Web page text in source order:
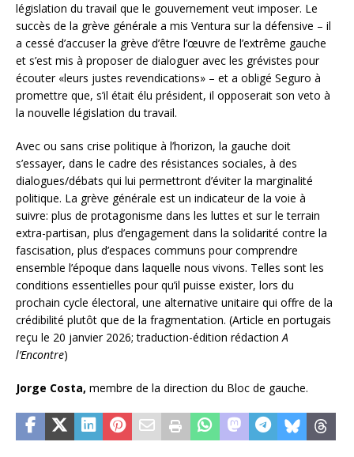
législation du travail que le gouvernement veut imposer. Le
succès de la grève générale a mis Ventura sur la défensive – il
a cessé d’accuser la grève d’être l’œuvre de l’extrême gauche
et s’est mis à proposer de dialoguer avec les grévistes pour
écouter «leurs justes revendications» – et a obligé Seguro à
promettre que, s’il était élu président, il opposerait son veto à
la nouvelle législation du travail.
Avec ou sans crise politique à l’horizon, la gauche doit
s’essayer, dans le cadre des résistances sociales, à des
dialogues/débats qui lui permettront d’éviter la marginalité
politique. La grève générale est un indicateur de la voie à
suivre: plus de protagonisme dans les luttes et sur le terrain
extra-partisan, plus d’engagement dans la solidarité contre la
fascisation, plus d’espaces communs pour comprendre
ensemble l’époque dans laquelle nous vivons. Telles sont les
conditions essentielles pour qu’il puisse exister, lors du
prochain cycle électoral, une alternative unitaire qui offre de la
crédibilité plutôt que de la fragmentation. (Article en portugais
reçu le 20 janvier 2026; traduction-édition rédactionA
l’Encontre)
Jorge Costa, membre de la direction du Bloc de gauche.